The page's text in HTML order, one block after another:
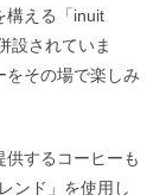
構える「inuit
設されていま
をその場で楽しみ
供するコーヒーも
ンド」を使用し